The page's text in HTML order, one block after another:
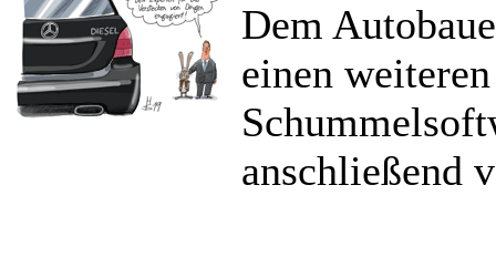
Dem
einen
anschließend